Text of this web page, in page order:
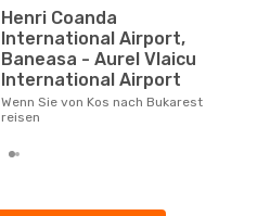
Henri Coanda
International Airport,
Baneasa - Aurel Vlaicu
International Airport
Wenn Sie von Kos nach Bukarest
reisen